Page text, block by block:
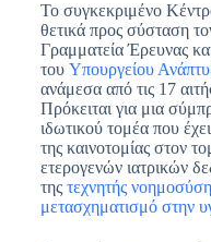
Το συγκεκριμένο
θετικά προς σύσταση
Γραμματεία Έρευνας
του Υπουργείου
ανάμεσα από τις 17
Πρόκειται για μια
ιδωτικού τομέα που
της καινοτομίας στον
ετερογενών ιατρικών
της τεχνητής
μετασχηματισμό στην